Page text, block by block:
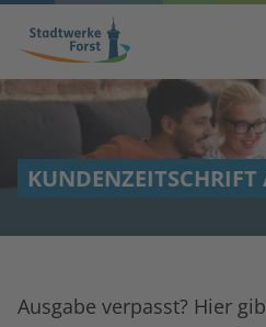
Hauptnavigation
anspringen
Inhaltsbereich
der
Seite
Footer
anspringen
KUNDENZEITSCHRIFT
Ausgabe verpasst? Hier